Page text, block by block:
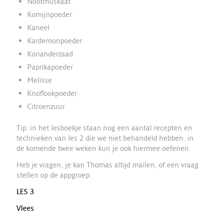
Komijnpoeder
Kaneel
Kardemonpoeder
Korianderzaad
Paprikapoeder
Melisse
Knoflookpoeder
Citroenzuur
Tip: in het lesboekje staan nog een aantal recepten en
technieken van les 2 die we niet behandeld hebben. in
de komende twee weken kun je ook hiermee oefenen.
Heb je vragen, je kan Thomas altijd mailen, of een vraag
stellen op de appgroep.
LES 3
Vlees